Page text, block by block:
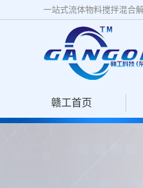
一站式流体物料搅拌混合
赣工首页